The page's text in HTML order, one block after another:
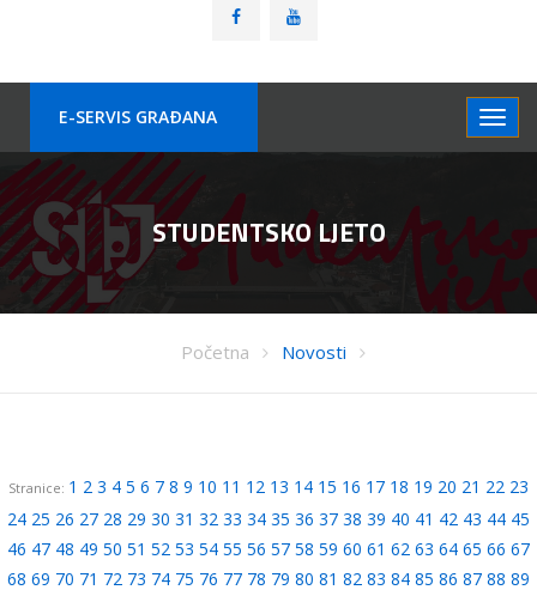
E-SERVIS GRAÐANA
STUDENTSKO LJETO
Početna Novosti
Stranice: 1 2 3 4 5 6 7 8 9 10 11 12 13 14 15 16 17 18 19 20 21 22 23
24 25 26 27 28 29 30 31 32 33 34 35 36 37 38 39 40 41 42 43 44 45
46 47 48 49 50 51 52 53 54 55 56 57 58 59 60 61 62 63 64 65 66 67
68 69 70 71 72 73 74 75 76 77 78 79 80 81 82 83 84 85 86 87 88 89